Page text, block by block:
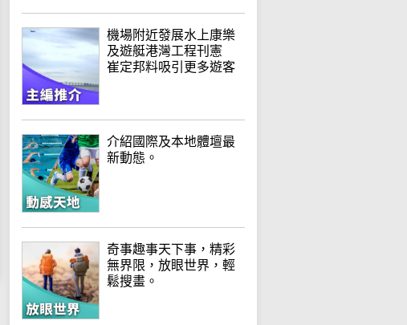
機場附近發展水上康樂
及遊艇港灣工程刊憲
崔定邦料吸引更多遊客
介紹國際及本地體壇最
新動態。
奇事趣事天下事，精彩
無界限，放眼世界，輕
鬆搜畫。